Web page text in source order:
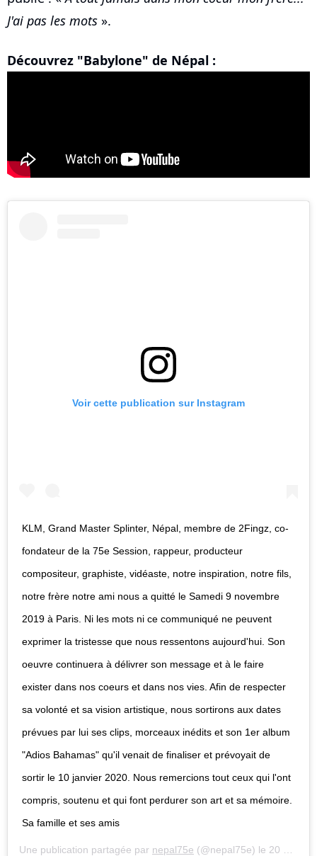
J'ai pas les mots ».
Découvrez "Babylone" de Népal :
Voir cette publication sur Instagram
KLM, Grand Master Splinter, Népal, membre de 2Fingz, co-
fondateur de la 75e Session, rappeur, producteur
compositeur, graphiste, vidéaste, notre inspiration, notre fils,
notre frère notre ami nous a quitté le Samedi 9 novembre
2019 à Paris. Ni les mots ni ce communiqué ne peuvent
exprimer la tristesse que nous ressentons aujourd'hui. Son
oeuvre continuera à délivrer son message et à le faire
exister dans nos coeurs et dans nos vies. Afin de respecter
sa volonté et sa vision artistique, nous sortirons aux dates
prévues par lui ses clips, morceaux inédits et son 1er album
"Adios Bahamas" qu'il venait de finaliser et prévoyait de
sortir le 10 janvier 2020. Nous remercions tout ceux qui l'ont
compris, soutenu et qui font perdurer son art et sa mémoire.
Sa famille et ses amis
Une publication partagée par nepal75e (@nepal75e) le 20 Nov. 2019 à 11 :42 PST